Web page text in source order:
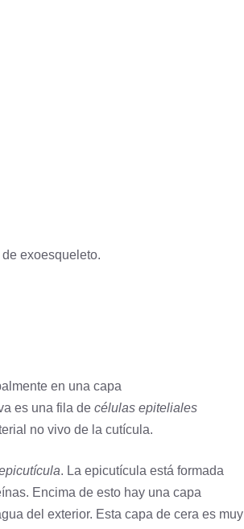
exoesqueleto.
en una capa
es una fila de células epiteliales
no vivo de la cutícula.
. La epicutícula está formada
Encima de esto hay una capa
del exterior. Esta capa de cera es muy